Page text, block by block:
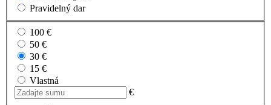
Pravidelný dar
100 €
50 €
30 €
15 €
Vlastná
€